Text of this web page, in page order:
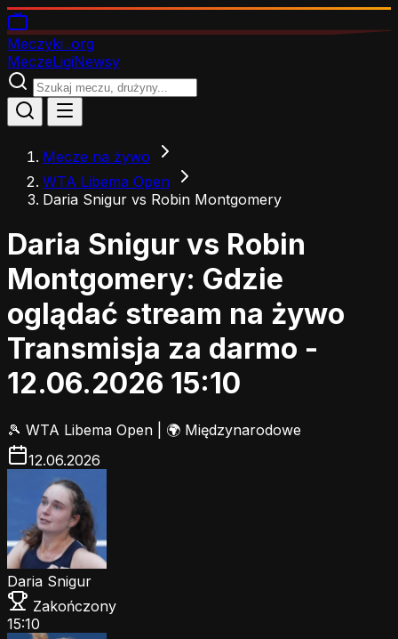
Meczyki .org
MeczeLigiNewsy
Mecze na żywo
WTA Libema Open
Daria Snigur vs Robin Montgomery
Daria Snigur vs Robin
Montgomery: Gdzie
oglądać stream na żywo
Transmisja za darmo -
12.06.2026 15:10
🎾 WTA Libema Open
🌍 Międzynarodowe
12.06.2026
Daria Snigur
Zakończony
15:10